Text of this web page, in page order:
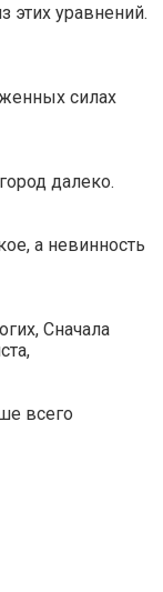
этих уравнений.
силах
далеко.
а невинность
Сначала
всего